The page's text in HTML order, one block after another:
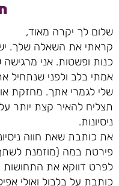
שלום לך יקרה מאוד,
קראתי את השאלה שלך.
כנות ופשטות. אני
אמתי בלב ולפני שנתחיל
שלי לגמרי אתך. מחזקת
תצליח להאיר קצת יותר
ניסיונות.
את כותבת שאת חווה
פירטת במה (מוזמנת
לפרט דווקא את
כותבת על בלבול ואולי